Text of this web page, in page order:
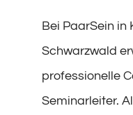
Bei PaarSein in
Schwarzwald
professionelle
Seminarleiter.